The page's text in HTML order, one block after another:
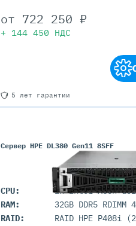
5 лет гарантии
от 722 250 ₽
+ 144 450 НДС
Сервер HPE DL380 Gen11 8SFF
CPU:
RAM:
32GB DDR5 RDIMM
RAID:
RAID HPE P408i